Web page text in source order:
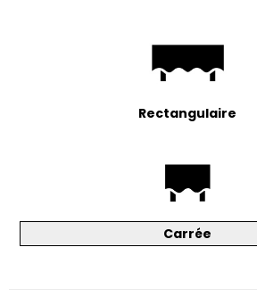
Rectangulaire
Carrée